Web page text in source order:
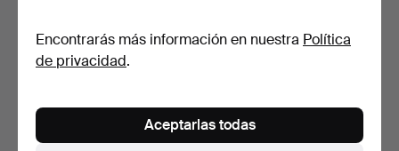
LÁMPARA DE MESA,
porcelana con pantalla te…
LÁMPARA DE MESA,
Encontrarás más información en nuestra Política
de privacidad.
Aceptarlas todas